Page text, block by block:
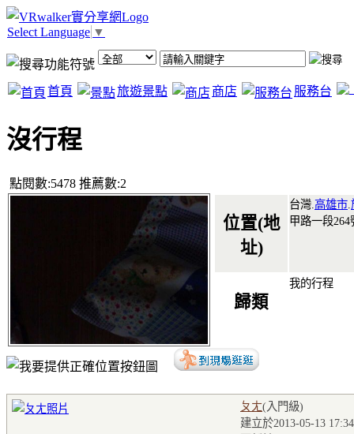
Select Language ▼
首頁 旅遊景點 商店 服務台
沒行程
點閱數:5478 推薦數:2
位置(地
址)
台灣. 高雄市
甲路一段264
歸類
我的行程
ㄆㄤ(入門級)
建立於2013-05-13